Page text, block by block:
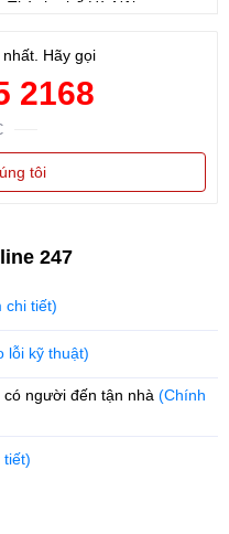
Thành phố Hà Nội
Hãy gọi
2168
tôi
247
chi tiết)
lỗi kỹ thuật)
, có người đến tận nhà (Chính
tiết)